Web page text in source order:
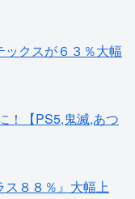
クスが６３％大幅
！【PS5,鬼滅,あつ
８８％』大幅上